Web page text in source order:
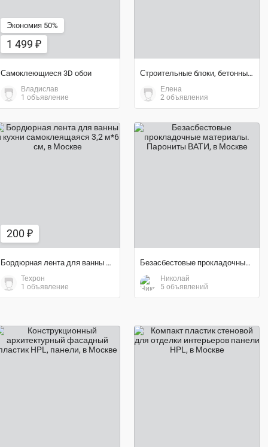
Экономия 50%
1 499 ₽
Самоклеющиеся 3D обои
Владислав
1 объявление
Строительные блоки, бетонные блоки, пено-бетонные блоки
Елена
2 объявления
200 ₽
Бордюрная лента для ванны и кухни самоклеящаяся 3,2 м*6 см
Техрон
1 объявление
Безасбестовые прокладочные материалы. Парониты ВАТИ
Николай
5 объявлений